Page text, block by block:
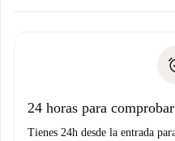
Prueba de
no nos comunicas
24 horas para
Tienes 24h desde la entrada